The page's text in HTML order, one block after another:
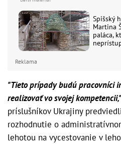
Spišský
Martina
paláca,
Reklama
"Tieto prípady budú pracovníci
realizovať vo svojej kompetencii,"
príslušníkov Ukrajiny
rozhodnutie o
lehotou na vycestovanie v